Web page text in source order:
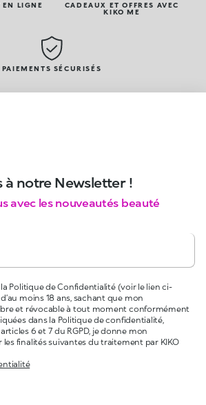
EN LIGNE
CADEAUX ET OFFRES AVEC
KIKO ME
PAIEMENTS SÉCURISÉS
à notre Newsletter !
avec les nouveautés beauté
Politique de Confidentialité (voir le lien ci-
moins 18 ans, sachant que mon
et révocable à tout moment conformément
dans la Politique de confidentialité,
6 et 7 du RGPD, je donne mon
finalités suivantes du traitement par KIKO